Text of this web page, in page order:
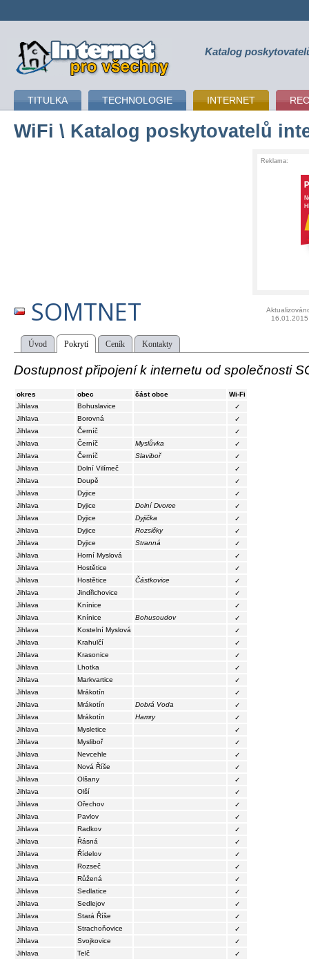
připojení k internetu Katalog
TITULKA TECHNOLOGIE INTERNET
WiFi \ Katalog poskytovatelů
Reklama:
SOMTNET
16.01.2015
Úvod Pokrytí Ceník Kontakty
Dostupnost připojení k internetu od společnosti
okres obec část obce
Wi-Fi
Jihlava
Bohuslavice
✓
Jihlava
Borovná
✓
Jihlava
Černíč
✓
Jihlava
Černíč Myslůvka
✓
Jihlava
Černíč Slaviboř
✓
Jihlava
Dolní Vilímeč
✓
Jihlava
Doupě
✓
Jihlava
Dyjice
✓
Jihlava
Dyjice Dolní Dvorce
✓
Jihlava
Dyjice Dyjička
✓
Jihlava
Dyjice Rozsičky
✓
Jihlava
Dyjice Stranná
✓
Jihlava
Horní Myslová
✓
Jihlava
Hostětice
✓
Jihlava
Hostětice Částkovice
✓
Jihlava
Jindřichovice
✓
Jihlava
Knínice
✓
Jihlava
Knínice Bohusoudov
✓
Jihlava
Kostelní Myslová
✓
Jihlava
Krahulčí
✓
Jihlava
Krasonice
✓
Jihlava
Lhotka
✓
Jihlava
Markvartice
✓
Jihlava
Mrákotín
✓
Jihlava
Mrákotín Dobrá Voda
✓
Jihlava
Mrákotín Hamry
✓
Jihlava
Mysletice
✓
Jihlava
Mysliboř
✓
Jihlava
Nevcehle
✓
Jihlava
Nová Říše
✓
Jihlava
Olšany
✓
Jihlava
Olší
✓
Jihlava
Ořechov
✓
Jihlava
Pavlov
✓
Jihlava
Radkov
✓
Jihlava
Řásná
✓
Jihlava
Řídelov
✓
Jihlava
Rozseč
✓
Jihlava
Růžená
✓
Jihlava
Sedlatice
✓
Jihlava
Sedlejov
✓
Jihlava
Stará Říše
✓
Jihlava
Strachoňovice
✓
Jihlava
Svojkovice
✓
Jihlava
Telč
✓